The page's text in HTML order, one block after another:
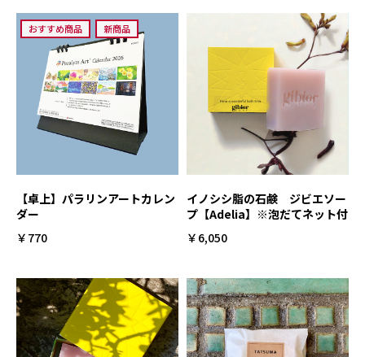
おすすめ商品 新商品
【卓上】パラリンアートカレン
ダー
￥770
イノシシ脂の石鹸 ジビエソー
プ【Adelia】※泡だてネット付
￥6,050